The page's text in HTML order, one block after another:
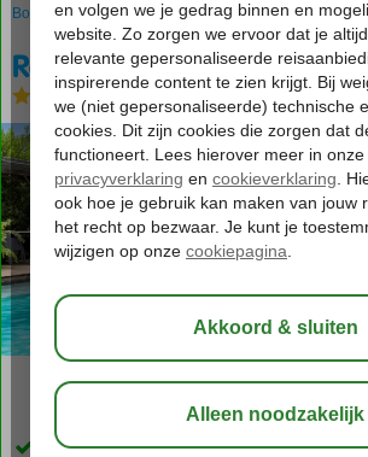
Bonaire Kralendijk Red Palm Village
Red Palm Village
Logies Appartement
Kleinschalig chalet-resort met unieke ligging